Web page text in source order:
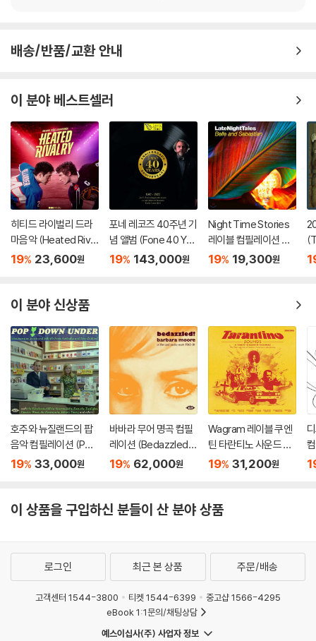
배송/반품/교환 안내
이 분야 베스트셀러
히티드 라이벌리 드라
마음악 (Heated Rival
ry Original Soundtra
19% 23,600원
포네 레코즈 40주년 기
념 앨범 (Fone 40 Yea
rs 1983-2023) [2L
19% 143,000원
Night Time Stories
레이블 컴필레이션 앨
범: 벨 앤 세바스찬 Vol.
19% 19,300원
이 분야 신상품
호주와 뉴질랜드의 팝
음악 컴필레이션 (Pop
Down Under 1966-1
19% 33,000원
바바라 무어 명곡 컴필
레이션 (Bedazzled!
Barbara Moore TV, F
19% 62,000원
Wagram 레이블 쿠엔
틴 타란티노 사운드 컴
필레이션 (Tarantino
19% 31,200원
이 상품을 구입하신 분들이 산 분야 상품
로그인 최근 본 상품 주문/배송
고객센터 1544-3800 티켓 1544-6399
중고샵 1566-4295
eBook 1:1문의/채팅상담
예스이십사(주) 사업자 정보